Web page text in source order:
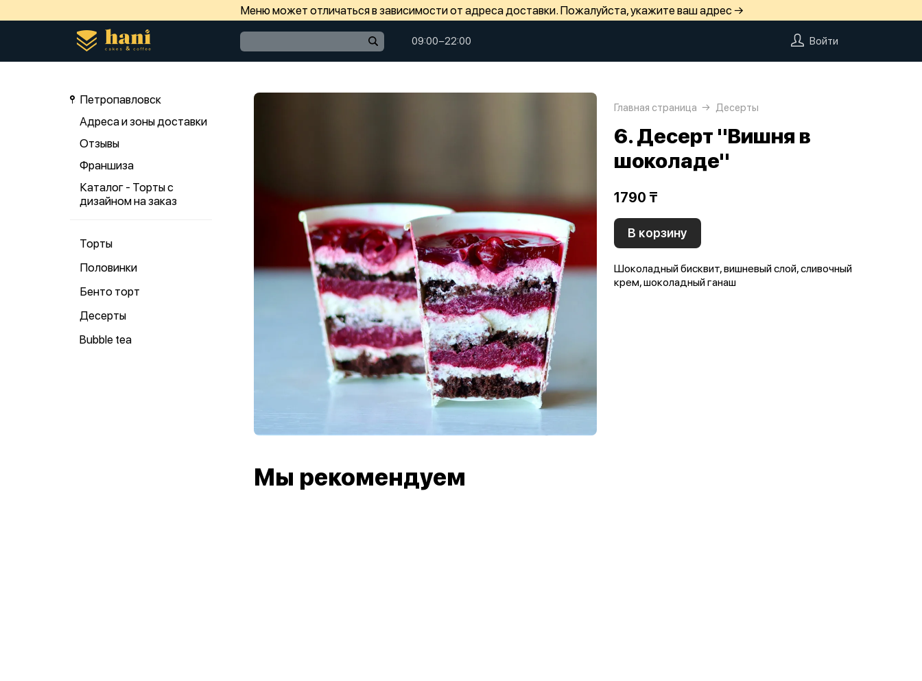
Меню может отличаться в зависимости от адреса доставки. Пожалуйста, укажите ваш адрес →
09:00−22:00 Войти
Петропавловск
Адреса и зоны доставки
Отзывы
Франшиза
Каталог - Торты с
дизайном на заказ
Торты
Половинки
Бенто торт
Десерты
Bubble tea
Главная страница Десерты
6. Десерт "Вишня в
шоколаде"
1790 ₸
В корзину
Шоколадный бисквит, вишневый слой, сливочный
крем, шоколадный ганаш
Мы рекомендуем